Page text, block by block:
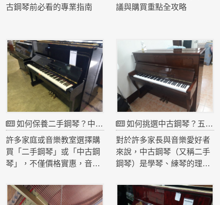
古鋼琴前必看的專業指南
器，卻又覺得新琴太貴？那
麼「二手鋼琴」或「中古鋼
琴」就是非常聰明的選擇。
許多日本製YAMAHA、
KAWAI鋼琴在品質、手感與
音色上都極為穩定，只要挑
對了琴，往往能以實惠的價
格買到如新的品質。不過，
市面上的中古鋼琴品質參差
不齊，該如何挑選才不會踩
雷？以下是專業建議與實用
議與購買重點全攻略
者，為了節省預算又想擁有
高品質樂器，會選擇購買
「中古鋼琴」或「二手鋼
琴」。但市場上中古鋼琴種
類繁多、價格落差大，要怎
麼挑才不踩雷？以下整理出
幾個專業重點，幫助你找到
音色佳、觸感好、又耐用的
理想鋼琴。
如何保養二手鋼琴？中古鋼琴長期維護必看指南
許多家庭或音樂教室選擇購
買「二手鋼琴」或「中古鋼
琴」，不僅價格實惠，音色
而，鋼琴是精密樂器，若保
養不當，很容易出現音準不
如何挑選中古鋼琴？五大關鍵重點帶你買到音色好又耐用的鋼琴
對於許多家長與音樂愛好者
來說，中古鋼琴（又稱二手
鋼琴）是學琴、練琴的理想
實惠，音色與觸感也能達到
專業級水準。